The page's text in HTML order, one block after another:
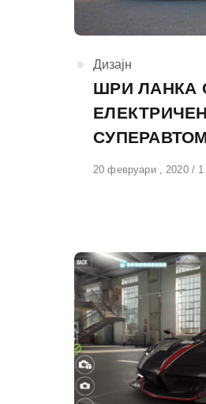
КАтегорија
Дизајн
ШРИ ЛАНКА
ЕЛЕКТРИЧЕН
Објавено
20 февруари , 2020